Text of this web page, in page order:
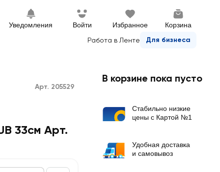
Уведомления Войти Избранное
Корзина
Работа в Ленте
Для бизнеса
Арт. 205529
33см Арт.
В корзине пока пусто
Стабильно низкие
цены с Картой №1
Удобная доставка
и самовывоз